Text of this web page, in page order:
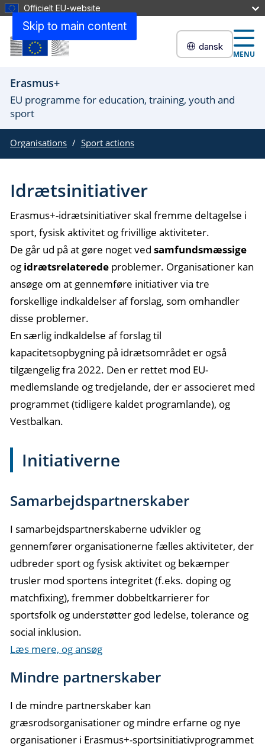
Skip to main content
Officielt EU-website
dansk
MENU
Erasmus+
EU programme for education, training, youth and
sport
Organisations Sport actions
Idrætsinitiativer
Erasmus+-idrætsinitiativer skal fremme deltagelse i
sport, fysisk aktivitet og frivillige aktiviteter.
De går ud på at gøre noget ved samfundsmæssige
og idrætsrelaterede problemer. Organisationer kan
ansøge om at gennemføre initiativer via tre
forskellige indkaldelser af forslag, som omhandler
disse problemer.
En særlig indkaldelse af forslag til
kapacitetsopbygning på idrætsområdet er også
tilgængelig fra 2022. Den er rettet mod EU-
medlemslande og tredjelande, der er associeret med
programmet (tidligere kaldet programlande), og
Vestbalkan.
Initiativerne
Samarbejdspartnerskaber
I samarbejdspartnerskaberne udvikler og
gennemfører organisationerne fælles aktiviteter, der
udbreder sport og fysisk aktivitet og bekæmper
trusler mod sportens integritet (f.eks. doping og
matchfixing), fremmer dobbeltkarrierer for
sportsfolk og understøtter god ledelse, tolerance og
social inklusion.
Læs mere, og ansøg
Mindre partnerskaber
I de mindre partnerskaber kan
græsrodsorganisationer og mindre erfarne og nye
organisationer i Erasmus+-sportsinitiativprogrammet